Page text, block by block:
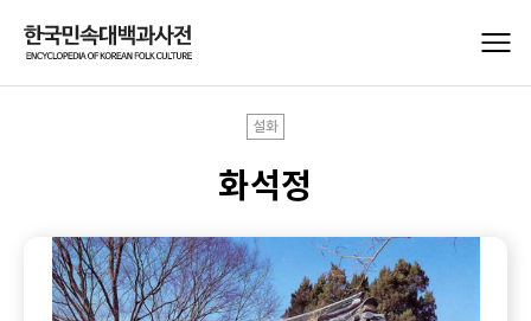
설화
화석정